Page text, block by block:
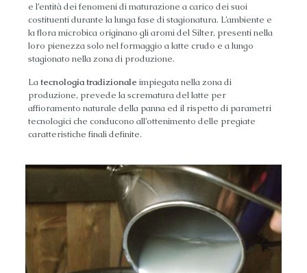
e l’entità dei fenomeni di maturazione a carico dei suoi
costituenti durante la lunga fase di stagionatura. L’ambiente e
la flora microbica originano gli aromi del Silter, presenti nella
loro pienezza solo nel formaggio a latte crudo e a lungo
stagionato nella zona di produzione.
Latecnologia tradizionale impiegata nella zona di
produzione, prevede la scrematura del latte per
affioramento naturale della panna ed il rispetto di parametri
tecnologici che conducono all’ottenimento delle pregiate
caratteristiche finali definite.